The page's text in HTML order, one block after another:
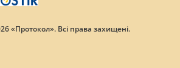
«Протокол». Всі права захищені.